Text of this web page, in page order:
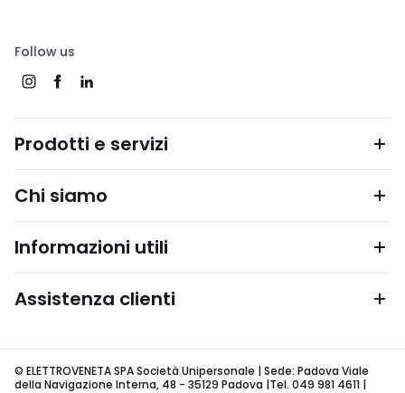
Follow us
Prodotti e servizi
Chi siamo
Informazioni utili
Assistenza clienti
© ELETTROVENETA SPA Società Unipersonale | Sede: Padova Viale
della Navigazione Interna, 48 - 35129 Padova |Tel. 049 981 4611 |